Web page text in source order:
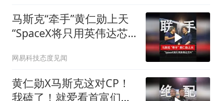
马斯克“牵手”黄仁勋上天
“SpaceX将只用英伟达芯
网易科技态度见闻
黄仁勋X马斯克这对CP！
我磕了！就爱看首富们惺